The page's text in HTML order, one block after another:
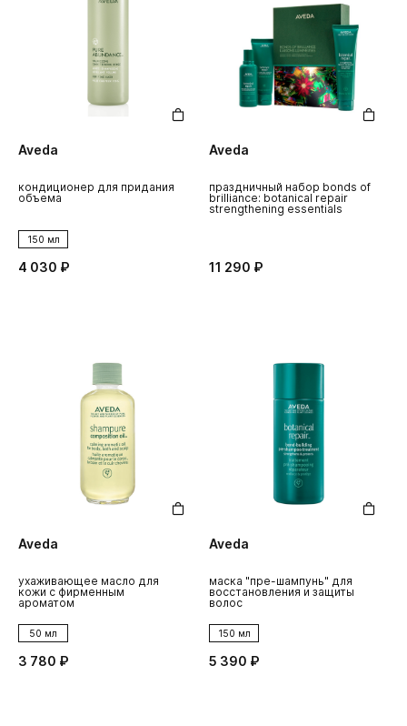
Aveda
кондиционер для придания
объема
150 мл
4 030 ₽
Aveda
праздничный набор bonds of
brilliance: botanical repair
strengthening essentials
11 290 ₽
Aveda
ухаживающее масло для
кожи с фирменным
ароматом
50 мл
3 780 ₽
Aveda
маска "пре-шампунь" для
восстановления и защиты
волос
150 мл
5 390 ₽